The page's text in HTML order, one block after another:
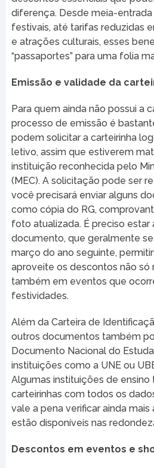
diferença. Desde meia-
festivais, até tarifas reduzidas
e atrações culturais, esses
“passaportes” para uma folia
Emissão e validade da
Para quem ainda não possui a
processo de emissão é
podem solicitar a carteirinha
letivo, assim que estiverem
instituição reconhecida pelo
(MEC). A solicitação pode ser
você precisará enviar alguns
como cópia do RG,
foto atualizada. É preciso
documento, que geralmente
março do ano seguinte,
aproveite os descontos não só
também em eventos que
festividades.
Além da Carteira de
outros documentos também
Documento Nacional do
instituições como a UNE ou
Algumas instituições de
carteirinhas com todos os
vale a pena verificar ainda
estão disponíveis nas
Descontos em eventos e